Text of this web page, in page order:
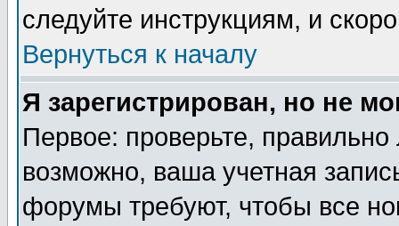
следуйте инструкциям, и
Вернуться к началу
Я зарегистрирован, но не
Первое: проверьте,
возможно, ваша учетная
форумы требуют, чтобы все